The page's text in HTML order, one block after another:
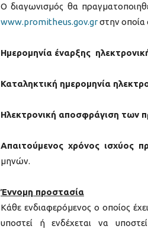
Ο διαγωνισμός θα
www.promitheus.gov.grστην οποία
Ημερομηνία έναρξης
Καταληκτική ημερομηνία
Ηλεκτρονική αποσφράγιση των
Απαιτούμενος χρόνος ισχύος
μηνών.
Έννομη προστασία
Κάθε ενδιαφερόμενος ο οποίος
υποστεί ή ενδέχεται να